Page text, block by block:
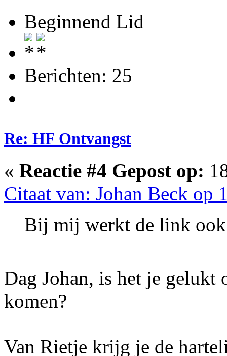
Beginnend Lid
Berichten: 25
Re: HF Ontvangst
« Reactie #4 Gepost op:
Citaat van: Johan Beck op
Bij mij werkt de link
Dag Johan, is het je gelukt
komen?
Van Rietje krijg je de